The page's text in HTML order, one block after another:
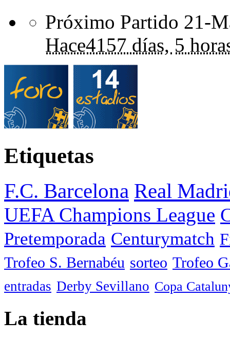
Próximo Partido 21-
Hace4157 días, 5
Etiquetas
F.C. Barcelona Real
UEFA Champions League
Pretemporada Centurymatch
Trofeo S. Bernabéu sorteo Trofeo
entradas Derby Sevillano Copa
La tienda